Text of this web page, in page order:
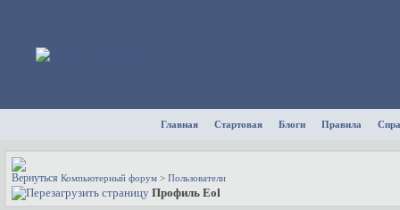
Главная Стартовая Блоги Правила
Компьютерный форум > Пользователи
Профиль Eol